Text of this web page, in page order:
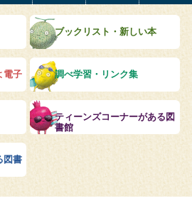
ブックリスト・新しい本
調べ学習・リンク集
ティーンズコーナーがある図
書館